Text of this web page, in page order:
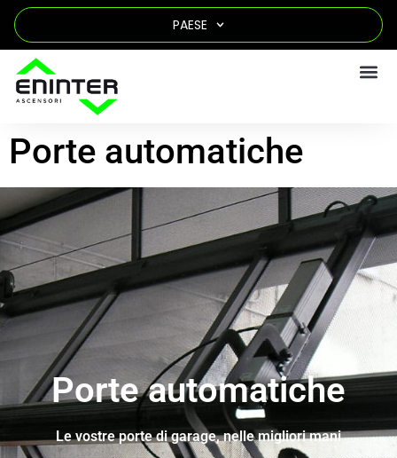
PAESE
Porte automatiche
Porte automatiche
Le vostre porte di garage, nelle migliori mani